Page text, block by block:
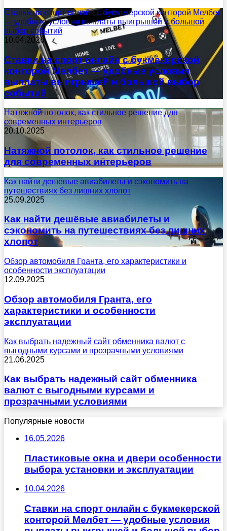
Ставки на спорт онлайн с букмекерской конторой Мелбет
— удобные условия выплаты выигрышей и большой
выбор событий
10.04.2026
Ставки на спорт онлайн с букмекерской
конторой Мелбет — удобные условия
выплаты выигрышей и большой выбор
событий
Натяжной потолок, как стильное решение для
современных интерьеров
20.10.2025
Натяжной потолок, как стильное решение
для современных интерьеров
Как найти дешёвые авиабилеты и сэкономить на
путешествиях без лишних хлопот
25.09.2025
Как найти дешёвые авиабилеты и
сэкономить на путешествиях без лишних
хлопот
Обзор автомобиля Гранта, его характеристики и
особенности эксплуатации
12.09.2025
Обзор автомобиля Гранта, его
характеристики и особенности
эксплуатации
Как выбрать надежный сайт обменника валют с
выгодными курсами и прозрачными условиями
21.06.2025
Как выбрать надежный сайт обменника
валют с выгодными курсами и
прозрачными условиями
Популярные новости
16.05.2026
Пластиковые окна и двери особенности
выбора установки и эксплуатации
10.04.2026
Ставки на спорт онлайн с букмекерской
конторой Мелбет — удобные условия